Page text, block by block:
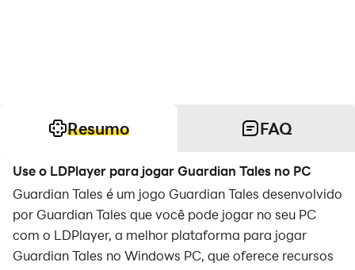
Resumo FAQ
Use o LDPlayer para jogar Guardian Tales no PC
Guardian Tales é um jogo Guardian Tales desenvolvido
por Guardian Tales que você pode jogar no seu PC
com o LDPlayer, a melhor plataforma para jogar
Guardian Tales no Windows PC, que oferece recursos